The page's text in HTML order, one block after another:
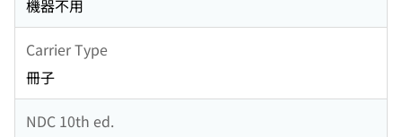
機器不用
Carrier Type
冊子
NDC 10th ed.